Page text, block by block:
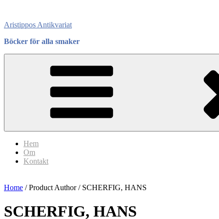
content
Aristippos Antikvariat
Böcker för alla smaker
Hem
Om
Kontakt
Home / Product Author / SCHERFIG, HANS
SCHERFIG, HANS